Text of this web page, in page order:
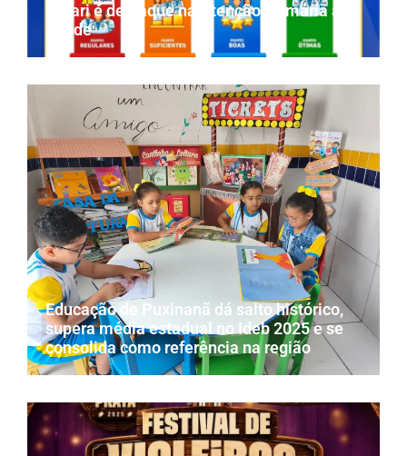
Parari é destaque na Atenção Primária à
Saúde
Educação de Puxinanã dá salto histórico,
supera média estadual no Ideb 2025 e se
consolida como referência na região